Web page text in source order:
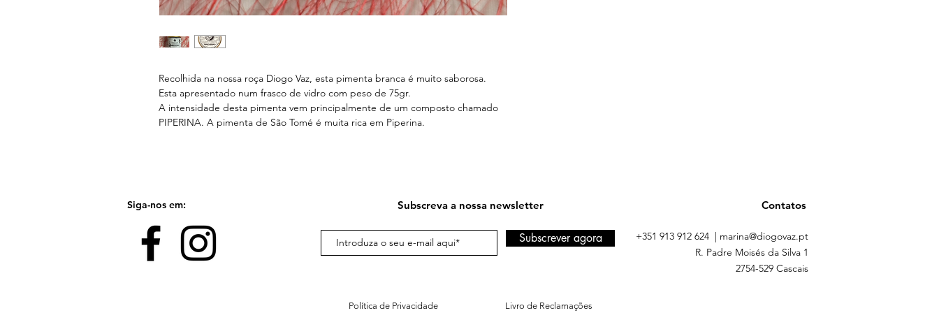
Recolhida na nossa roça Diogo Vaz, esta pimenta branca é muito saborosa.
Esta apresentado num frasco de vidro com peso de 75gr.
A intensidade desta pimenta vem principalmente de um composto chamado
PIPERINA. A pimenta de São Tomé é muita rica em Piperina.
Siga-nos em: Subscreva a nossa newsletter
Subscrever agora
Contatos
+351 913 912 624 | marina@diogovaz.pt
R. Padre Moisés da Silva 1
2754-529 Cascais
Política de Privacidade
Livro de Reclamações